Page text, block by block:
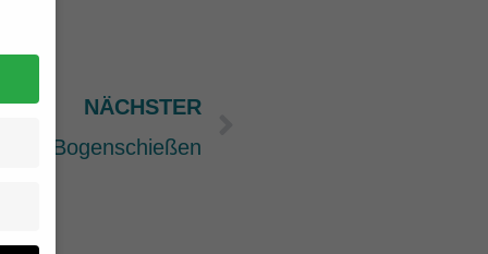
NÄCHSTER
Bogenschießen